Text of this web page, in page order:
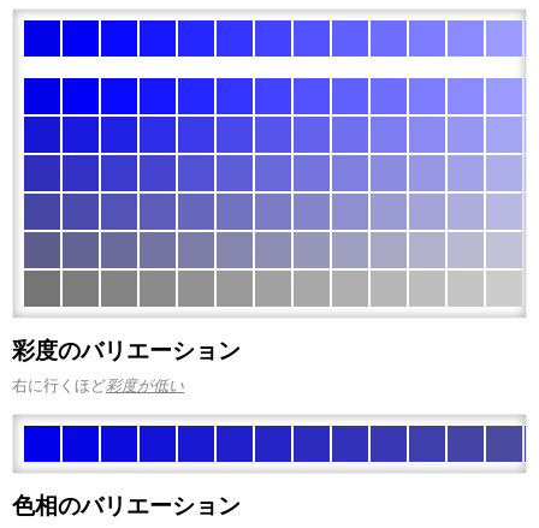
彩度のバリエーション
右に行くほど彩度が低い
色相のバリエーション